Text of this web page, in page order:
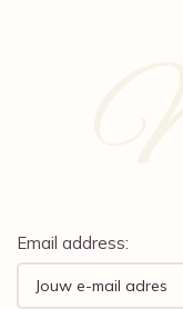
Email address: